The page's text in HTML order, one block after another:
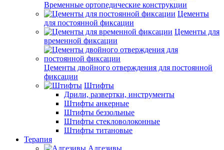
Временные ортопедические конструкции
Цементы
для постоянной фиксации
Цементы для
временной фиксации
Цементы двойного отверждения для постоянной
фиксации
Штифты
Дрили, развертки, инструменты
Штифты анкерные
Штифты беззольные
Штифты стекловолоконные
Штифты титановые
Терапия
Адгезивы